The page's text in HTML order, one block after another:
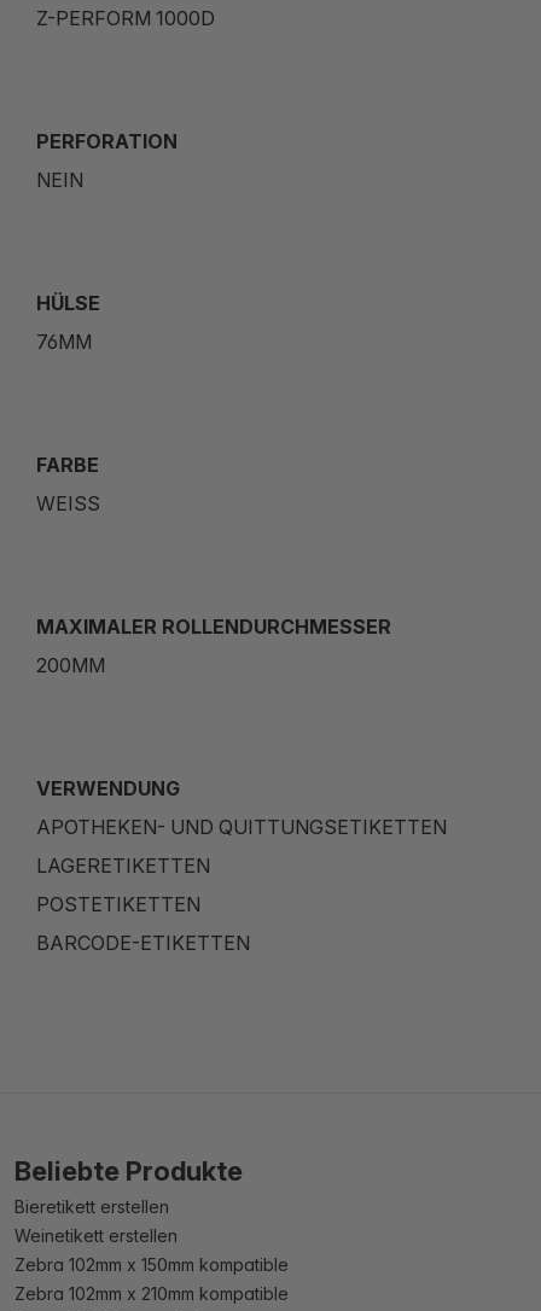
Z-PERFORM 1000D
PERFORATION
NEIN
HÜLSE
76MM
FARBE
WEISS
MAXIMALER ROLLENDURCHMESSER
200MM
VERWENDUNG
APOTHEKEN- UND QUITTUNGSETIKETTEN
LAGERETIKETTEN
POSTETIKETTEN
BARCODE-ETIKETTEN
Beliebte Produkte
Bieretikett erstellen
Weinetikett erstellen
Zebra 102mm x 150mm kompatible
Zebra 102mm x 210mm kompatible